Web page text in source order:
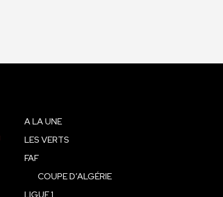
A LA UNE
LES VERTS
FAF
COUPE D’ALGÉRIE
LIGUE 1